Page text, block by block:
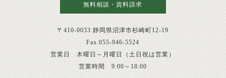
無料相談・資料請求
〒410-0033 静岡県沼津市杉崎町12-19
Fax.055-946-5524
営業日 木曜日～月曜日（土日祝は営業）
営業時間 9:00～18:00